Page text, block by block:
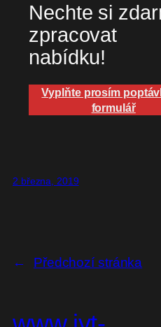
Nechte si
zpracovat
nabídku!
Vyplňte prosím
formulář
2 března, 2019
← Předchozí stránka